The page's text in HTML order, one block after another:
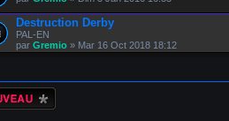
Destruction Derby
PAL-EN
par Gremio» Mar 16 Oct 2018 18:12
nouveau